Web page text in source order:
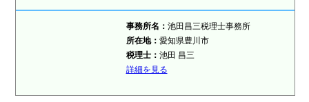
事務所名： 池田昌三税理士事務所
所在地： 愛知県豊川市
税理士： 池田 昌三
詳細を見る